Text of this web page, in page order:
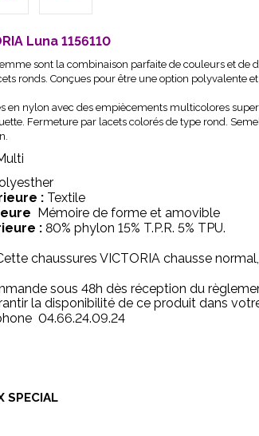
Luna 1156110
sont la combinaison parfaite de couleurs et
ronds. Conçues pour être une option polyvalente
en nylon avec des empiècements multicolores
Fermeture par lacets colorés de type rond.
: Textile
Mémoire de forme et amovible
: 80% phylon 15% T.P.R. 5% TPU.
chaussures VICTORIA chausse
sous 48h dès réception du
la disponibilité de ce produit dans
04.66.24.09.24
SPECIAL